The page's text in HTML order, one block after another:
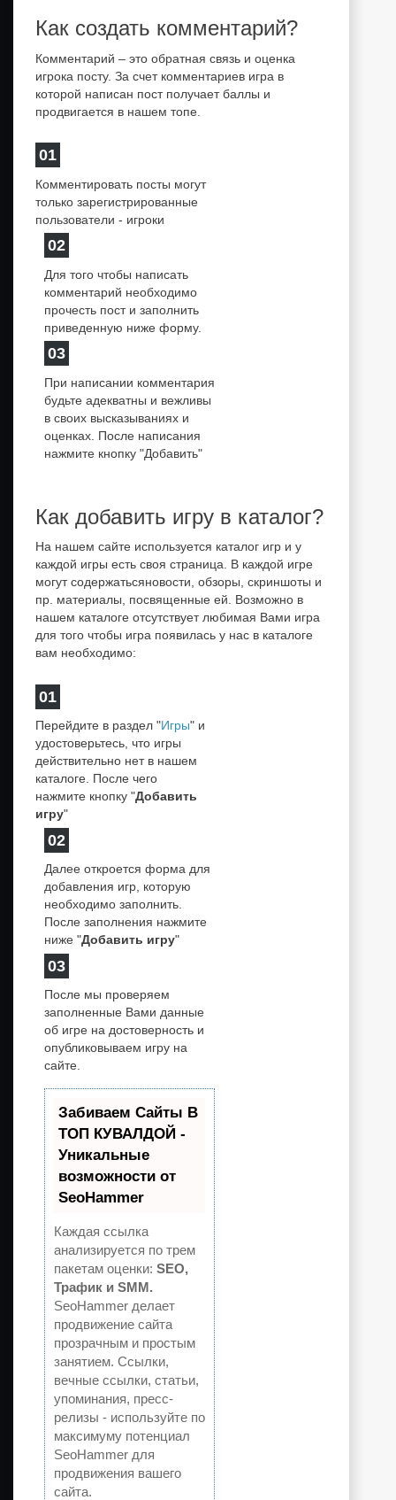
Как создать комментарий?
Комментарий – это обратная связь и оценка
игрока посту. За счет комментариев игра в
которой написан пост получает баллы и
продвигается в нашем топе.
01
Комментировать посты могут
только зарегистрированные
пользователи - игроки
02
Для того чтобы написать
комментарий необходимо
прочесть пост и заполнить
приведенную ниже форму.
03
При написании комментария
будьте адекватны и вежливы
в своих высказываниях и
оценках. После написания
нажмите кнопку "Добавить"
Как добавить игру в каталог?
На нашем сайте используется каталог игр и у
каждой игры есть своя страница. В каждой игре
могут содержатьсяновости, обзоры, скриншоты и
пр. материалы, посвященные ей. Возможно в
нашем каталоге отсутствует любимая Вами игра
для того чтобы игра появилась у нас в каталоге
вам необходимо:
01
Перейдите в раздел "Игры" и
удостоверьтесь, что игры
действительно нет в нашем
каталоге. После чего
нажмите кнопку "Добавить
игру"
02
Далее откроется форма для
добавления игр, которую
необходимо заполнить.
После заполнения нажмите
ниже "Добавить игру"
03
После мы проверяем
заполненные Вами данные
об игре на достоверность и
опубликовываем игру на
сайте.
Забиваем Сайты В
ТОП КУВАЛДОЙ -
Уникальные
возможности от
SeoHammer
Каждая ссылка
анализируется по трем
пакетам оценки: SEO,
Трафик и SMM.
SeoHammer делает
продвижение сайта
прозрачным и простым
занятием. Ссылки,
вечные ссылки, статьи,
упоминания, пресс-
релизы - используйте по
максимуму потенциал
SeoHammer для
продвижения вашего
сайта.